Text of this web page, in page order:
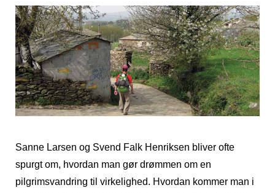
Sanne Larsen og Svend Falk Henriksen bliver ofte
spurgt om, hvordan man gør drømmen om en
pilgrimsvandring til virkelighed. Hvordan kommer man i